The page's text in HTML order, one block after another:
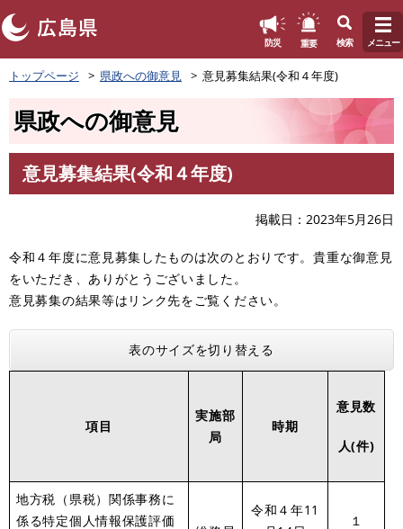
ペ
ー
頭
す
防災 重要 検索 メニュー
トップページ 県政への御意見 意見募集結果(令和４年度)
県政への御意見
文
意見募集結果(令和４年度)
掲載日 2023年5月26日
令和４年度に意見募集したものは次のとおりです。貴重な御意見
をいただき、ありがとうございました。
意見募集の結果等はリンク先をご覧ください。
表のサイズを切り替える
項目
実施部
局
時期
意見数
人(件)
地方税（県税）関係事務に
係る特定個人情報保護評価
令和４年11
１